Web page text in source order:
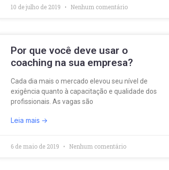
10 de julho de 2019 Nenhum comentário
Por que você deve usar o
coaching na sua empresa?
Cada dia mais o mercado elevou seu nível de
exigência quanto à capacitação e qualidade dos
profissionais. As vagas são
Leia mais
6 de maio de 2019 Nenhum comentário